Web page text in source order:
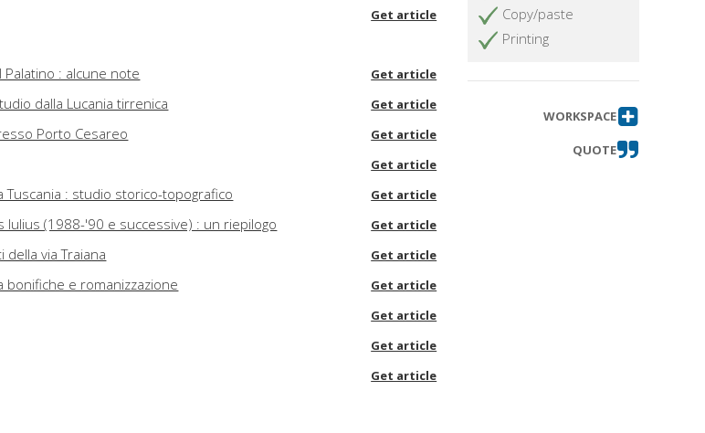
Get article
Palatino : alcune note
Get article
dalla Lucania tirrenica Get article
Porto Cesareo Get article
Get article
Tuscania : studio storico-topografico Get article
(1988-'90 e successive) : un riepilogo Get article
via Traiana Get article
bonifiche e romanizzazione Get article
Get article
Get article
Get article
Copy/paste
Printing
WORKSPACE
QUOTE